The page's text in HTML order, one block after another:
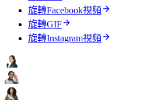
旋轉Facebook視頻
旋轉GIF
旋轉Instagram視頻